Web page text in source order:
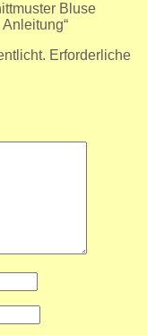
Bluse
Erforderliche